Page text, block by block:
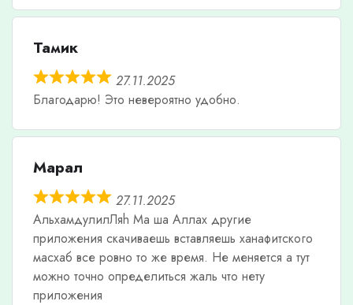
Тамик
27.11.2025
Благодарю! Это невероятно удобно.
Марал
27.11.2025
АльхамдулилЛяh Ма ша Аллах другие
приложения скачиваешь вставляешь ханафитского
масхаб все ровно то же время. Не меняется а тут
можно точно определиться жаль что нету
приложения